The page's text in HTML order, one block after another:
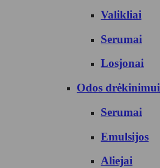
Valikliai
Serumai
Losjonai
Odos drėkinimui
Serumai
Emulsijos
Aliejai